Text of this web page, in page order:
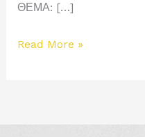
ΘΕΜΑ: […]
Επιστολή
Παιδείας
Read More »